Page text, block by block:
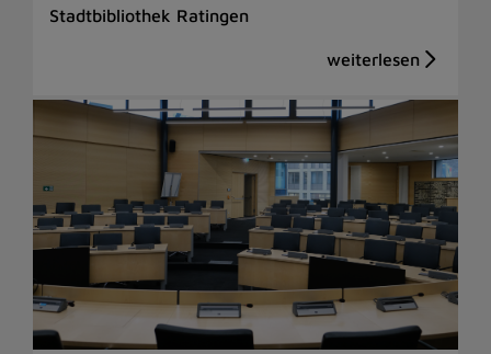
Stadtbibliothek Ratingen